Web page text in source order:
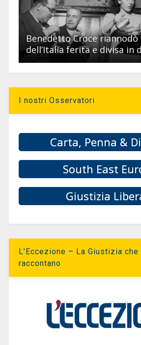
Benedetto Croce
dell’Italia ferita e divisa in
I nostri Osservatori
Carta, Penna &
South East
Giustizia
L’Eccezione – La Giustizia che
raccontano